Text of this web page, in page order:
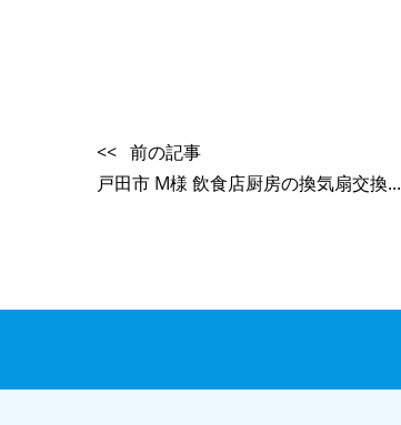
<< 前の記事
戸田市 M様 飲食店厨房の換気扇交換...